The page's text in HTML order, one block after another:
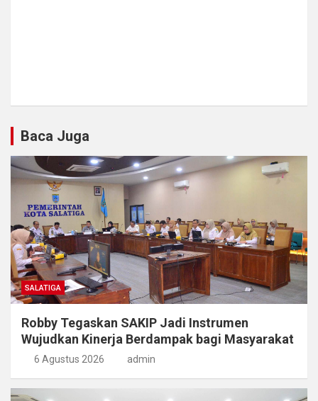
Baca Juga
SALATIGA
Robby Tegaskan SAKIP Jadi Instrumen
Wujudkan Kinerja Berdampak bagi Masyarakat
6 Agustus 2026 admin